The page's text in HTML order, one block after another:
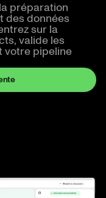
préparation
des données
sur la
valide les
votre pipeline